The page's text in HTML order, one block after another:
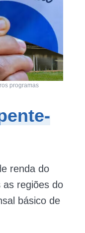
programas
renda do
as regiões do
básico de